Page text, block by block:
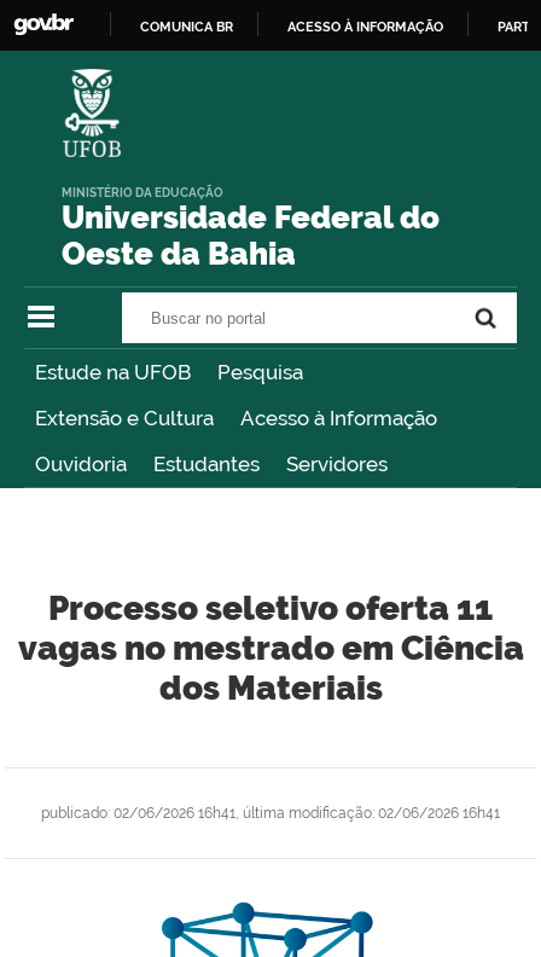
COMUNICA BR ACESSO À INFORMAÇÃO
Universidade Federal do
Oeste da Bahia
MINISTÉRIO DA EDUCAÇÃO
Estude na UFOB
Pesquisa
Extensão e Cultura
Acesso à Informação
Ouvidoria
Estudantes Servidores
Processo seletivo oferta 11
vagas no mestrado em Ciência
dos Materiais
publicado: 02/06/2026 16h41 última modificação: 02/06/2026 16h41